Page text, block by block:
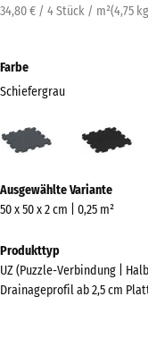
34,80 € / 4 Stück / m²(4,75 kg
Farbe
Schiefergrau
(active)
Informationen
zu
Farben?
Farbpalette
Ausgewählte Variante
50 x 50 x 2 cm | 0,25 m²
Produkttyp
UZ (Puzzle-Verbindung |
Drainageprofil ab 2,5 cm